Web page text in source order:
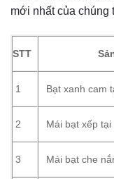
mới nhất của chúng
STT
1 Bạt xanh cam
2 Mái bạt xếp tại
3 Mái bạt che